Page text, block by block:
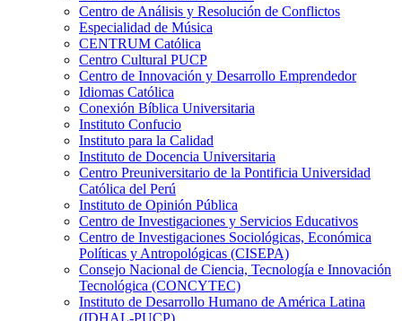
Centro de Análisis y Resolución de Conflictos
Especialidad de Música
CENTRUM Católica
Centro Cultural PUCP
Centro de Innovación y Desarrollo Emprendedor
Idiomas Católica
Conexión Bíblica Universitaria
Instituto Confucio
Instituto para la Calidad
Instituto de Docencia Universitaria
Centro Preuniversitario de la Pontificia Universidad
Católica del Perú
Instituto de Opinión Pública
Centro de Investigaciones y Servicios Educativos
Centro de Investigaciones Sociológicas, Económica
Políticas y Antropológicas (CISEPA)
Consejo Nacional de Ciencia, Tecnología e Innovación
Tecnológica (CONCYTEC)
Instituto de Desarrollo Humano de América Latina
(IDHAL-PUCP)